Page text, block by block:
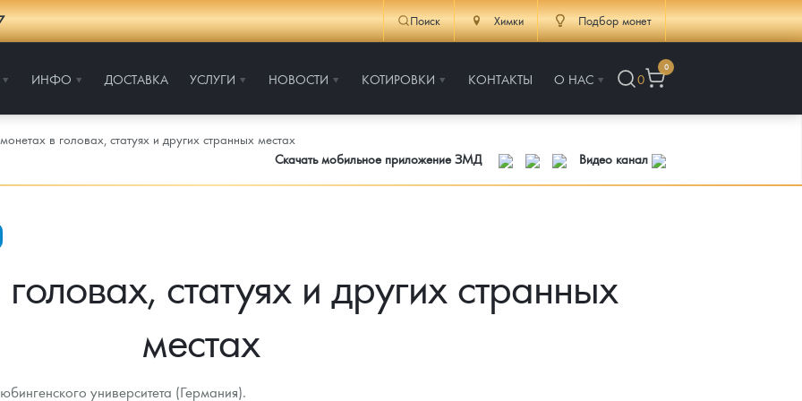
Поиск Химки Подбор монет
ИНФО ДОСТАВКА УСЛУГИ НОВОСТИ КОТИРОВКИ КОНТАКТЫ О НАС 0
0
в головах, статуях и других странных местах
Скачать мобильное приложение ЗМД
Видео канал
статуях и других странных
местах
университета (Германия).